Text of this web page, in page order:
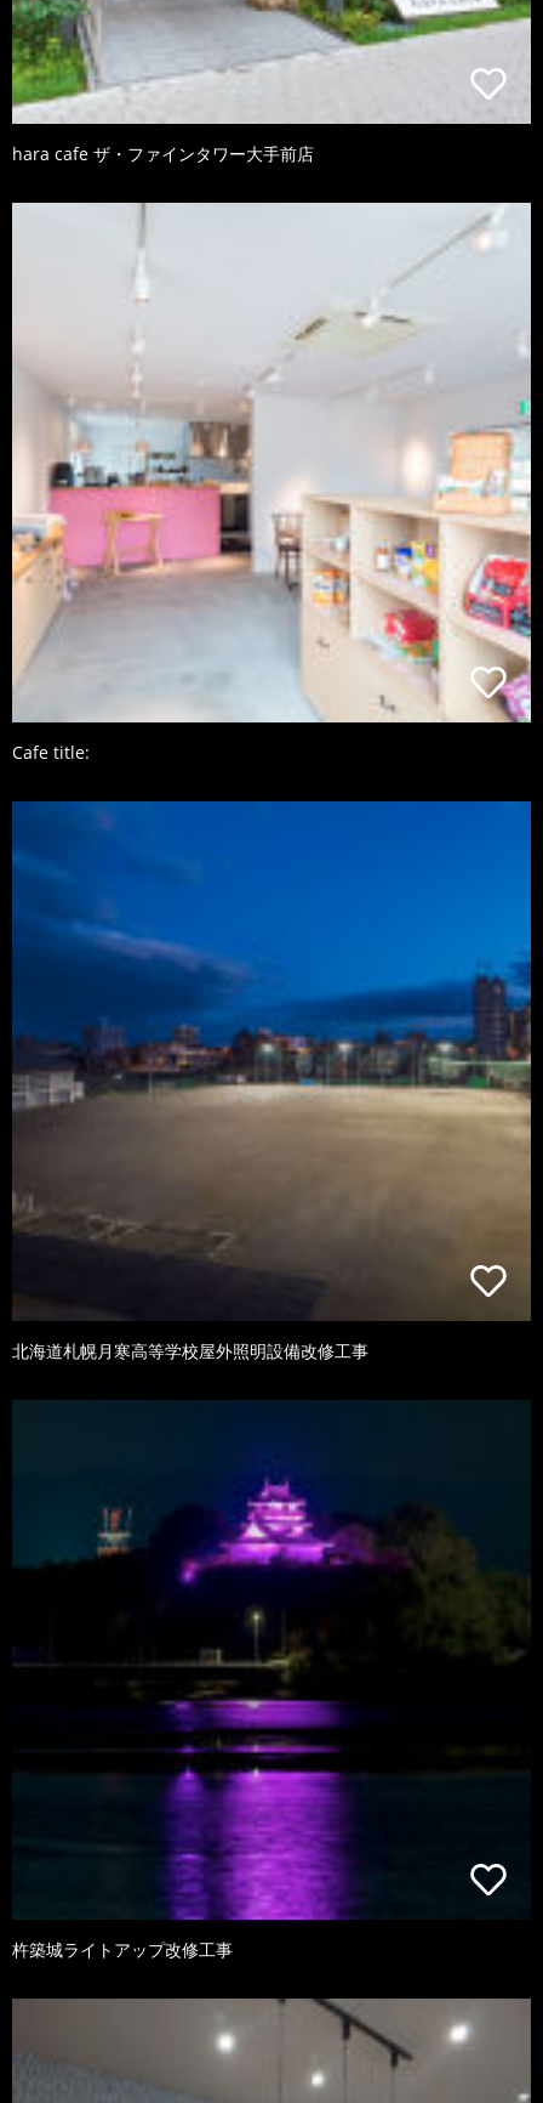
hara cafe ザ・ファインタワー大手前店
Cafe title:
北海道札幌月寒高等学校屋外照明設備改修工事
杵築城ライトアップ改修工事